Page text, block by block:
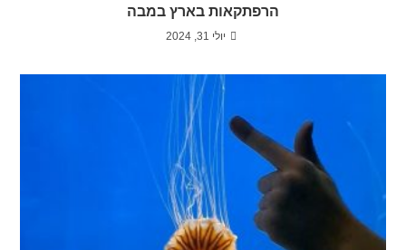
הרפתקאות בארץ במבה
יולי 31, 2024